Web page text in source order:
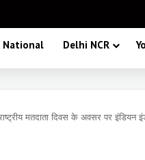
National Delhi NCR
मतदाता दिवस के अवसर पर इंडियन